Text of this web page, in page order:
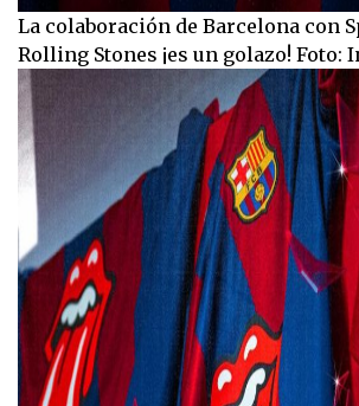
La colaboración de Barcelona con
Rolling Stones ¡es un golazo! Foto: